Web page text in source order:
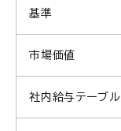
基準
市場価値
社内給与テーブル